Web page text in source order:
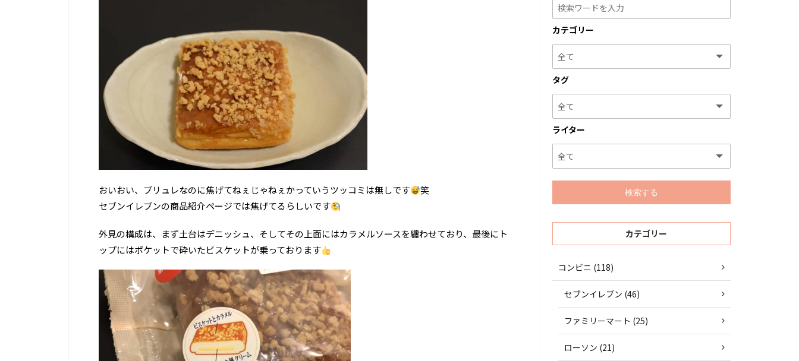
おいおい、ブリュレなのに焦げてねぇじゃねぇかっていうツッコミは無しです
笑
セブンイレブンの商品紹介ページでは焦げてるらしいです
外見の構成は、まず土台はデニッシュ、そしてその上面にはカラメルソースを纏わせており、最後にト
ップにはポケットで砕いたビスケットが乗っております
カテゴリー
タグ
ライター
カテゴリー
コンビニ (118)
セブンイレブン (46)
ファミリーマート (25)
ローソン (21)